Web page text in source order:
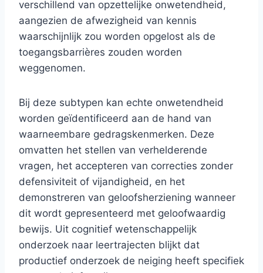
verschillend van opzettelijke onwetendheid,
aangezien de afwezigheid van kennis
waarschijnlijk zou worden opgelost als de
toegangsbarrières zouden worden
weggenomen.
Bij deze subtypen kan echte onwetendheid
worden geïdentificeerd aan de hand van
waarneembare gedragskenmerken. Deze
omvatten het stellen van verhelderende
vragen, het accepteren van correcties zonder
defensiviteit of vijandigheid, en het
demonstreren van geloofsherziening wanneer
dit wordt gepresenteerd met geloofwaardig
bewijs. Uit cognitief wetenschappelijk
onderzoek naar leertrajecten blijkt dat
productief onderzoek de neiging heeft specifiek